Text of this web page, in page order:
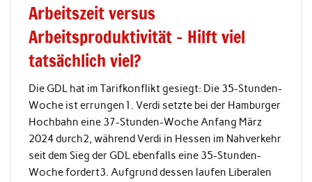
Arbeitszeit versus
Arbeitsproduktivität – Hilft viel
tatsächlich viel?
Die GDL hat im Tarifkonflikt gesiegt: Die 35-Stunden-
Woche ist errungen1. Verdi setzte bei der Hamburger
Hochbahn eine 37-Stunden-Woche Anfang März
2024 durch2, während Verdi in Hessen im Nahverkehr
seit dem Sieg der GDL ebenfalls eine 35-Stunden-
Woche fordert3. Aufgrund dessen laufen Liberalen